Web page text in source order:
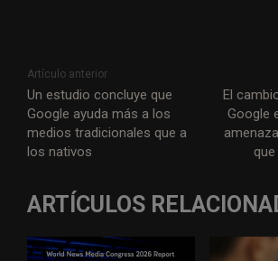
Artículo anterior
Un estudio concluye que
Google ayuda más a los
medios tradicionales que a
los nativos
El
Google
ARTÍCULOS